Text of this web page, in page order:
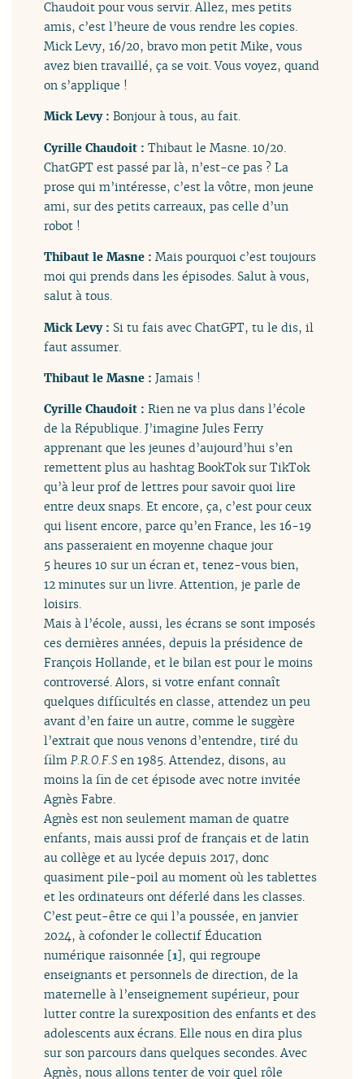
Chaudoit pour vous servir. Allez, mes petits
amis, c’est l’heure de vous rendre les copies.
Mick Levy, 16/20, bravo mon petit Mike, vous
avez bien travaillé, ça se voit. Vous voyez, quand
on s’applique !
Mick Levy :Bonjour à tous, au fait.
Cyrille Chaudoit :Thibaut le Masne. 10/20.
ChatGPT est passé par là, n’est-ce pas ? La
prose qui m’intéresse, c’est la vôtre, mon jeune
ami, sur des petits carreaux, pas celle d’un
robot !
Thibaut le Masne :Mais pourquoi c’est toujours
moi qui prends dans les épisodes. Salut à vous,
salut à tous.
Mick Levy : Si tu fais avec ChatGPT, tu le dis, il
faut assumer.
Thibaut le Masne :Jamais !
Cyrille Chaudoit :Rien ne va plus dans l’école
de la République. J’imagine Jules Ferry
apprenant que les jeunes d’aujourd’hui s’en
remettent plus au hashtag BookTok sur TikTok
qu’à leur prof de lettres pour savoir quoi lire
entre deux snaps. Et encore, ça, c’est pour ceux
qui lisent encore, parce qu’en France, les 16-19
ans passeraient en moyenne chaque jour
5 heures 10 sur un écran et, tenez-vous bien,
12 minutes sur un livre. Attention, je parle de
loisirs.
Mais à l’école, aussi, les écrans se sont imposés
ces dernières années, depuis la présidence de
François Hollande, et le bilan est pour le moins
controversé. Alors, si votre enfant connaît
quelques difficultés en classe, attendez un peu
avant d’en faire un autre, comme le suggère
l’extrait que nous venons d’entendre, tiré du
filmP.R.O.F.S en 1985. Attendez, disons, au
moins la fin de cet épisode avec notre invitée
Agnès Fabre.
Agnès est non seulement maman de quatre
enfants, mais aussi prof de français et de latin
au collège et au lycée depuis 2017, donc
quasiment pile-poil au moment où les tablettes
et les ordinateurs ont déferlé dans les classes.
C’est peut-être ce qui l’a poussée, en janvier
2024, à cofonder le collectif Éducation
numérique raisonnée [1], qui regroupe
enseignants et personnels de direction, de la
maternelle à l’enseignement supérieur, pour
lutter contre la surexposition des enfants et des
adolescents aux écrans. Elle nous en dira plus
sur son parcours dans quelques secondes. Avec
Agnès, nous allons tenter de voir quel rôle